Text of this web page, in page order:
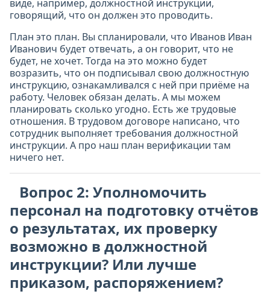
виде, например, должностной инструкции,
говорящий, что он должен это проводить.
План это план. Вы спланировали, что Иванов Иван
Иванович будет отвечать, а он говорит, что не
будет, не хочет. Тогда на это можно будет
возразить, что он подписывал свою должностную
инструкцию, ознакамливался с ней при приёме на
работу. Человек обязан делать. А мы можем
планировать сколько угодно. Есть же трудовые
отношения. В трудовом договоре написано, что
сотрудник выполняет требования должностной
инструкции. А про наш план верификации там
ничего нет.
Вопрос 2: Уполномочить
персонал на подготовку отчётов
о результатах, их проверку
возможно в должностной
инструкции? Или лучше
приказом, распоряжением?